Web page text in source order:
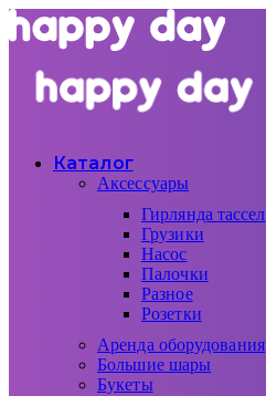
Каталог
Аксессуары
Гирлянда тассел
Грузики
Насос
Палочки
Разное
Розетки
Аренда оборудования
Большие шары
Букеты